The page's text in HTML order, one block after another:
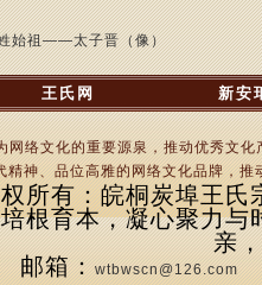
始祖——太子晋（像）
王氏网 新安
网络文化的重要源泉，推动优秀文
精神、品位高雅的网络文化品牌，
所有：皖桐炭埠王氏
根育本，凝心聚力
亲
邮箱：wtbwscn@126.com